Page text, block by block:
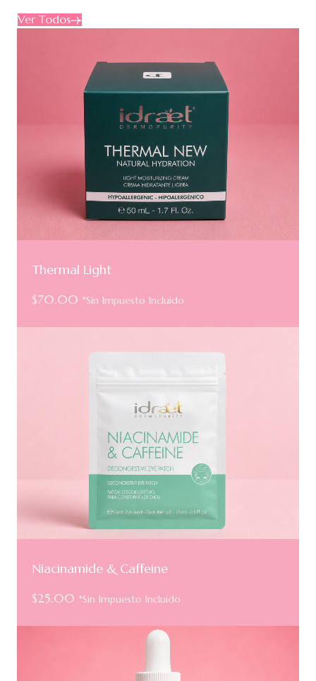
Ver Todos
Thermal Light
$70.00 *Sin Impuesto Incluido
Niacinamide & Caffeine
$25.00 *Sin Impuesto Incluido